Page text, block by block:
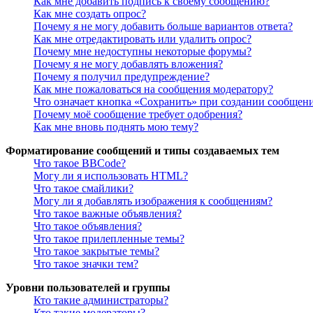
Как мне создать опрос?
Почему я не могу добавить больше вариантов ответа?
Как мне отредактировать или удалить опрос?
Почему мне недоступны некоторые форумы?
Почему я не могу добавлять вложения?
Почему я получил предупреждение?
Как мне пожаловаться на сообщения модератору?
Что означает кнопка «Сохранить» при создании
Почему моё сообщение требует одобрения?
Как мне вновь поднять мою тему?
Форматирование сообщений и типы создаваемых тем
Что такое BBCode?
Могу ли я использовать HTML?
Что такое смайлики?
Могу ли я добавлять изображения к сообщениям?
Что такое важные объявления?
Что такое объявления?
Что такое прилепленные темы?
Что такое закрытые темы?
Что такое значки тем?
Уровни пользователей и группы
Кто такие администраторы?